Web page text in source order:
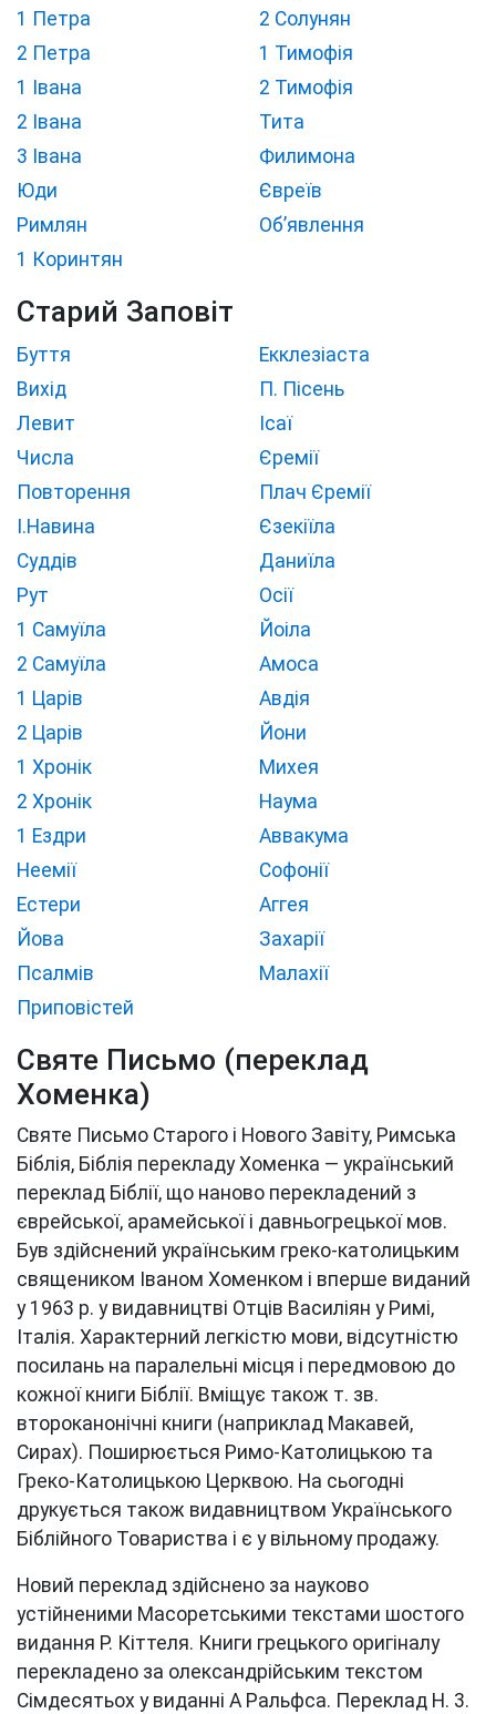
1 Петра
2 Петра
1 Івана
2 Івана
3 Івана
Юди
Римлян
1 Коринтян
2 Солунян
1 Тимофія
2 Тимофія
Тита
Филимона
Євреїв
Об’явлення
Старий Заповіт
Буття
Вихід
Левит
Числа
Повторення
І.Навина
Суддів
Рут
1 Самуїла
2 Самуїла
1 Царів
2 Царів
1 Хронік
2 Хронік
1 Ездри
Неемії
Естери
Йова
Псалмів
Приповістей
Екклезіаста
П. Пісень
Ісаї
Єремії
Плач Єремії
Єзекіїла
Даниїла
Осії
Йоіла
Амоса
Авдія
Йони
Михея
Наума
Аввакума
Софонії
Аггея
Захарії
Малахії
Святе Письмо (переклад
Хоменка)
Святе Письмо Старого і Нового Завіту, Римська
Біблія, Біблія перекладу Хоменка — український
переклад Біблії, що наново перекладений з
єврейської, арамейської і давньогрецької мов.
Був здійснений українським греко-католицьким
священиком Іваном Хоменком і вперше виданий
у 1963 р. у видавництві Отців Василіян у Римі,
Італія. Характерний легкістю мови, відсутністю
посилань на паралельні місця і передмовою до
кожної книги Біблії. Вміщує також т. зв.
второканонічні книги (наприклад Макавей,
Сирах). Поширюється Римо-Католицькою та
Греко-Католицькою Церквою. На сьогодні
друкується також видавництвом Українського
Біблійного Товариства і є у вільному продажу.
Новий переклад здійснено за науково
устійненими Масоретськими текстами шостого
видання Р. Кіттеля. Книги грецького оригіналу
перекладено за олександрійським текстом
Сімдесятьох у виданні А Ральфса. Переклад Н. 3.